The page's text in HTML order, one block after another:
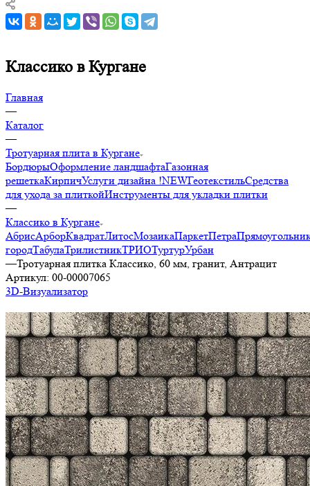
Классико в Кургане
Главная
—
Каталог
—
Тротуарная плита в Кургане
БордюрыОформление ландшафтаГазонная
решеткаКирпичУслуги дизайна !NEWГеотекстильСредства
для ухода за плиткойИнструменты для укладки плитки
—
Классико в Кургане
АбрисАрборКвадратЛитосМозаикаПаркетПетра
городТабулаТрилистникТРИОТуртурУрбан
—Тротуарная плитка Классико, 60 мм, гранит, Антрацит
Артикул: 00-00007065
3D-Визуализатор